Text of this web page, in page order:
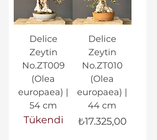
Delice
Zeytin
No.ZT009
(Olea
europaea) |
54 cm
Tükendi
Delice
Zeytin
No.ZT010
(Olea
europaea) |
44 cm
Fiyat
₺17.325,00